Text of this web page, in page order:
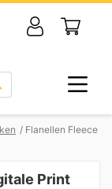
/ Flanellen Fleece
Print